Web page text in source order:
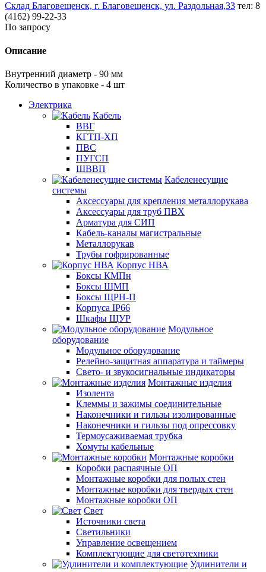
Склад Благовещенск, г. Благовещенск, ул. Раздольная,33 тел: 8
(4162) 99-22-33
По запросу
Описание
Внутренний диаметр - 90 мм
Количество в упаковке - 4 шт
Электрика
Кабель
ВВГ
КГТП-ХП
ПВС
ПУГСП
ШВВП
Кабеленесущие
системы
Аксессуары для крепления металлорукава
Аксессуары для труб ПВХ
Арматура для СИП
Кабель-каналы магистральные
Металлорукав
Трубы гофрированные
Корпус НВА
Боксы КМПн
Боксы ЩМП
Боксы ЩРН-П
Корпуса IP66
Шкафы ЩУР
Модульное
оборудование
Модульное оборудование
Релейно-защитная аппаратура и таймеры
Свето- и звукосигнальные индикаторы
Монтажные изделия
Изолента
Клеммы и зажимы соединительные
Наконечники и гильзы изолированные
Наконечники и гильзы под опрессовку
Термоусаживаемая трубка
Хомуты кабельные
Монтажные коробки
Коробки распаячные ОП
Монтажные коробки для полых стен
Монтажные коробки для твердых стен
Монтажные коробки ОП
Свет
Источники света
Светильники
Управление освещением
Комплектующие для светотехники
Удлинители и